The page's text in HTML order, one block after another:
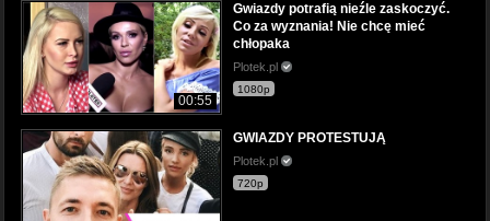
00:55
Gwiazdy potrafią nieźle zaskoczyć.
Co za wyznania! Nie chcę mieć
chłopaka
Plotek.pl
1080p
GWIAZDY PROTESTUJĄ
Plotek.pl
720p